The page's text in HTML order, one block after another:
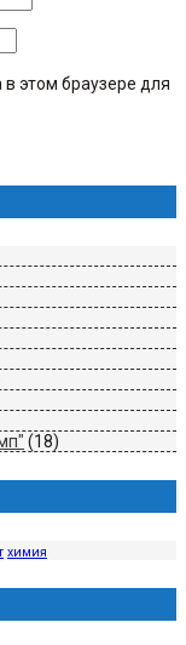
этом браузере для
(18)
химия